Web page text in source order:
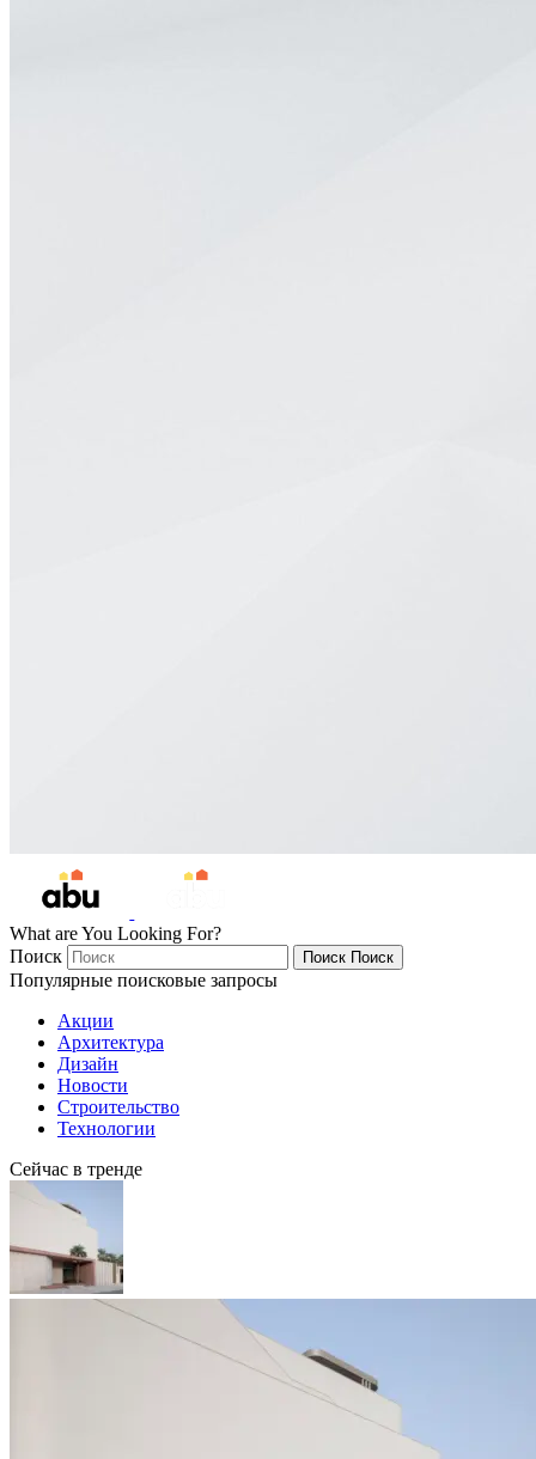
What are You Looking For?
Поиск
Поиск Поиск
Популярные поисковые запросы
Акции
Архитектура
Дизайн
Новости
Строительство
Технологии
Сейчас в тренде